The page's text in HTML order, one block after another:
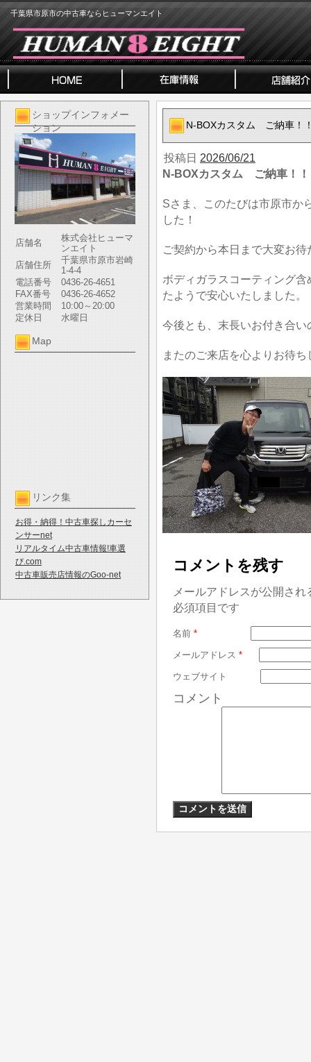
千葉県市原市の中古車ならヒューマンエイト
ショップインフォメー
ション
店舗名
株式会社ヒューマ
ンエイト
店舗住所
千葉県市原市岩崎
1-4-4
電話番号
0436-26-4651
FAX番号
0436-26-4652
営業時間
10:00～20:00
定休日
水曜日
Map
リンク集
お得・納得！中古車探しカーセ
ンサーnet
リアルタイム中古車情報!車選
び.com
中古車販売店情報のGoo-net
N-BOXカスタム ご納車！
投稿日 2026/06/21
N-BOXカスタム ご納車！！
Sさま、このたびは市原市か
した！
ご契約から本日まで大変お
ボディガラスコーティング
たようで安心いたしました。
今後とも、末長いお付き合
またのご来店を心よりお待
コメントを残す
メールアドレスが公開さ
必須項目です
名前 *
メールアドレス *
ウェブサイト
コメント